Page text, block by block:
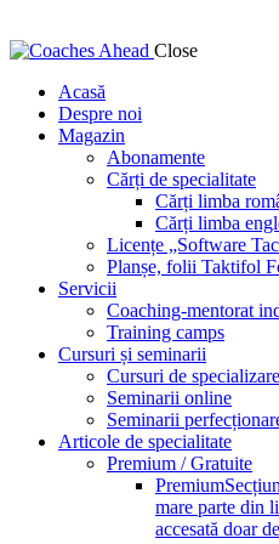
Close
Acasă
Despre noi
Magazin
Abonamente
Cărți de specialitate
Cărți limba
Cărți limba
Licențe „Software
Planșe, folii Taktifol
Servicii
Coaching-mentorat
Training camps
Cursuri și seminarii
Cursuri de
Seminarii online
Seminarii
Articole de specialitate
Premium / Gratuite
Premium
mare parte din
accesată doar